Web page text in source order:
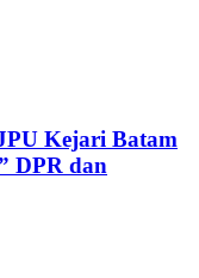
Kejari Batam
DPR dan